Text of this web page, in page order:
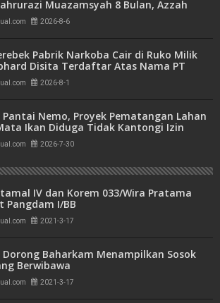
Muazamsyah 8 Bulan, Azzah
dan Risma Divonis 2 Tahun 6 Bulan
2026-8-6
Pabrik Narkoba Cair di Ruko Milik
Disita Terdaftar Atas Nama PT
Properti
2026-8-1
Pantai Nemo, Proyek Pematangan Lahan
Ikan Diduga Tidak Kantongi Izin
2026-7-30
IV dan Korem 033/Wira Pratama
Pangdam I/BB
2021-3-17
Dorong Baharkam Menampilkan Sosok
Berwibawa
2021-3-17